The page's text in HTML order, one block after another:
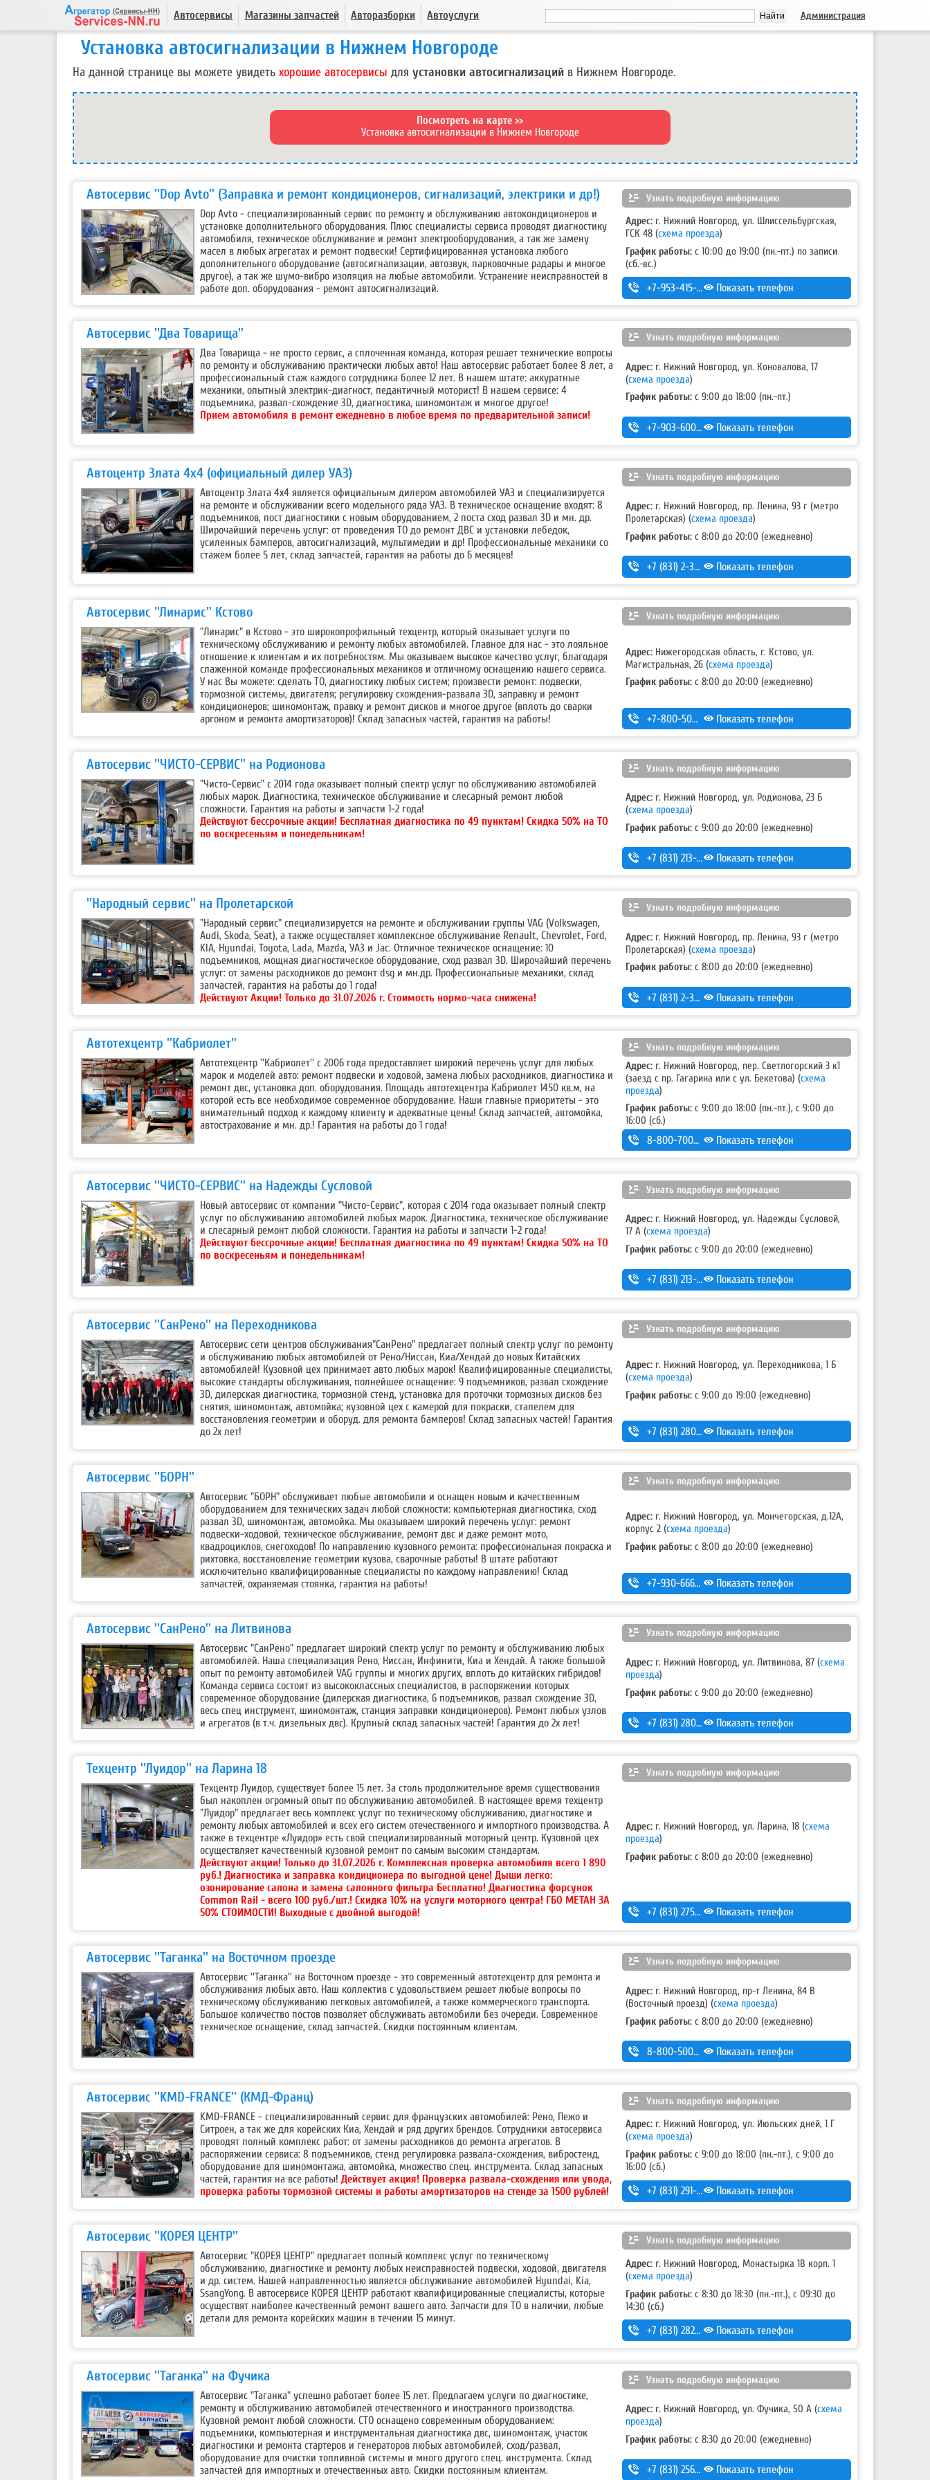
Автосервисы Магазины запчастей Авторазборки Автоуслуги Администрация
Установка автосигнализации в Нижнем Новгороде
На данной странице вы можете увидетьхорошие автосервисы дляустановки автосигнализаций в Нижнем Новгороде.
Посмотреть на карте >>
Установка автосигнализации в Нижнем Новгороде
Автосервис ''Dop Avto'' (Заправка и ремонт кондиционеров, сигнализаций, электрики и др!) Узнать подробную информацию
Dop Avto - специализированный сервис по ремонту и обслуживанию автокондиционеров и
установке дополнительного оборудования. Плюс специалисты сервиса проводят диагностику
автомобиля, техническое обслуживание и ремонт электрооборудования, а так же замену
масел в любых агрегатах и ремонт подвески! Сертифицированная установка любого
дополнительного оборудование (автосигнализации, автозвук, парковочные радары и многое
другое), а так же шумо-вибро изоляция на любые автомобили. Устранение неисправностей в
работе доп. оборудования - ремонт автосигнализаций.
Адрес: г. Нижний Новгород, ул. Шлиссельбургская,
ГСК 48(схема проезда)
График работы: с 10:00 до 19:00 (пн.-пт.) по записи
(сб.-вс.)
+7-953-415-03-10
Показать телефон
Автосервис ''Два Товарища'' Узнать подробную информацию
Два Товарища - не просто сервис, а сплоченная команда, которая решает технические вопросы
по ремонту и обслуживанию практически любых авто! Наш автосервис работает более 8 лет, а
профессиональный стаж каждого сотрудника более 12 лет. В нашем штате: аккуратные
механики, опытный электрик-диагност, педантичный моторист! В нашем сервисе: 4
подъемника, развал-схождение 3D, диагностика, шиномонтаж и многое другое!
Прием автомобиля в ремонт ежедневно в любое время по предварительной записи!
Адрес: г. Нижний Новгород, ул. Коновалова, 17
(схема проезда)
График работы: с 9:00 до 18:00 (пн.-пт.)
+7-903-600-41-19 Показать телефон
Автоцентр Злата 4х4 (официальный дилер УАЗ) Узнать подробную информацию
Автоцентр Злата 4х4 является официальным дилером автомобилей УАЗ и специализируется
на ремонте и обслуживании всего модельного ряда УАЗ. В техническое оснащение входят: 8
подъемников, пост диагностики с новым оборудованием, 2 поста сход развал 3D и мн. др.
Широчайший перечень услуг: от проведения ТО до ремонт ДВС и установки лебедок,
усиленных бамперов, автосигнализаций, мультимедии и др! Профессиональные механики со
стажем более 5 лет, склад запчастей, гарантия на работы до 6 месяцев!
Адрес: г. Нижний Новгород, пр. Ленина, 93 г (метро
Пролетарская) (схема проезда)
График работы: с 8:00 до 20:00 (ежедневно)
+7 (831) 2-330-111 Показать телефон
Автосервис ''Линарис'' Кстово Узнать подробную информацию
"Линарис" в Кстово - это широкопрофильный техцентр, который оказывает услуги по
техническому обслуживанию и ремонту любых автомобилей. Главное для нас - это лояльное
отношение к клиентам и их потребностям. Мы оказываем высокое качество услуг, благодаря
слаженной команде профессиональных механиков и отличному оснащению нашего сервиса.
У нас Вы можете: сделать ТО, диагностику любых систем; произвести ремонт: подвески,
тормозной системы, двигателя; регулировку схождения-развала 3D, заправку и ремонт
кондиционеров; шиномонтаж, правку и ремонт дисков и многое другое (вплоть до сварки
аргоном и ремонта амортизаторов)! Склад запасных частей, гарантия на работы!
Адрес: Нижегородская область, г. Кстово, ул.
Магистральная, 26(схема проезда)
График работы: с 8:00 до 20:00 (ежедневно)
+7-800-500-32-89 ,+7 (831) 232-40-20
Показать телефон
Автосервис ''ЧИСТО-СЕРВИС'' на Родионова Узнать подробную информацию
"Чисто-Сервис" с 2014 года оказывает полный спектр услуг по обслуживанию автомобилей
любых марок. Диагностика, техническое обслуживание и слесарный ремонт любой
сложности. Гарантия на работы и запчасти 1-2 года!
Действуют бессрочные акции! Бесплатная диагностика по 49 пунктам! Скидка 50% на ТО
по воскресеньям и понедельникам!
Адрес: г. Нижний Новгород, ул. Родионова, 23 Б
(схема проезда)
График работы: с 9:00 до 20:00 (ежедневно)
+7 (831) 213-75-75 (доб. 1) Показать телефон
''Народный сервис'' на Пролетарской Узнать подробную информацию
"Народный сервис" специализируется на ремонте и обслуживании группы VAG (Volkswagen,
Audi, Skoda, Seat), а также осуществляет комплексное обслуживание Renault, Chevrolet, Ford,
KIA, Hyundai, Toyota, Lada, Mazda, УАЗ и Jac. Отличное техническое оснащение: 10
подъемников, мощная диагностическое оборудование, сход развал 3D. Широчайший перечень
услуг: от замены расходников до ремонт dsg и мн.др. Профессиональные механики, склад
запчастей, гарантия на работы до 1 года!
Действуют Акции!Только до 31.07.2026 г. Cтоимость нормо-часа снижена!
Адрес: г. Нижний Новгород, пр. Ленина, 93 г (метро
Пролетарская) (схема проезда)
График работы: с 8:00 до 20:00 (ежедневно)
+7 (831) 2-330-333 Показать телефон
Автотехцентр ''Кабриолет'' Узнать подробную информацию
Автотехцентр ''Кабриолет'' с 2006 года предоставляет широкий перечень услуг для любых
марок и моделей авто: ремонт подвески и ходовой, замена любых расходников, диагностика и
ремонт двс, установка доп. оборудования. Площадь автотехцентра Кабриолет 1450 кв.м, на
которой есть все необходимое современное оборудование. Наши главные приоритеты - это
внимательный подход к каждому клиенту и адекватные цены! Склад запчастей, автомойка,
автострахование и мн. др.! Гарантия на работы до 1 года!
Адрес: г. Нижний Новгород, пер. Светлогорский 3 к1
(заезд с пр. Гагарина или с ул. Бекетова) (схема
проезда)
График работы: с 9:00 до 18:00 (пн.-пт.), с 9:00 до
16:00 (сб.)
8-800-700-11-42
Показать телефон
Автосервис ''ЧИСТО-СЕРВИС'' на Надежды Сусловой Узнать подробную информацию
Новый автосервис от компании "Чисто-Сервис", которая с 2014 года оказывает полный спектр
услуг по обслуживанию автомобилей любых марок. Диагностика, техническое обслуживание
и слесарный ремонт любой сложности. Гарантия на работы и запчасти 1-2 года!
Действуют бессрочные акции! Бесплатная диагностика по 49 пунктам! Скидка 50% на ТО
по воскресеньям и понедельникам!
Адрес: г. Нижний Новгород, ул. Надежды Сусловой,
17 А(схема проезда)
График работы: с 9:00 до 20:00 (ежедневно)
+7 (831) 213-75-75 (доб. 2) Показать телефон
Автосервис ''СанРено'' на Переходникова Узнать подробную информацию
Автосервис сети центров обслуживания"СанРено" предлагает полный спектр услуг по ремонту
и обслуживанию любых автомобилей от Рено/Ниссан, Киа/Хендай до новых Китайских
автомобилей! Кузовной цех принимает авто любых марок! Квалифицированные специалисты,
высокие стандарты обслуживания, полнейшее оснащение: 9 подъемников, развал схождение
3D, дилерская диагностика, тормозной стенд, установка для проточки тормозных дисков без
снятия, шиномонтаж, автомойка; кузовной цех с камерой для покраски, стапелем для
восстановления геометрии и оборуд. для ремонта бамперов! Склад запасных частей! Гарантия
до 2х лет!
Адрес: г. Нижний Новгород, ул. Переходникова, 1 Б
(схема проезда)
График работы: с 9:00 до 19:00 (ежедневно)
+7 (831) 280-69-88 Показать телефон
Автосервис ''БОРН'' Узнать подробную информацию
Автосервис "БОРН" обслуживает любые автомобили и оснащен новым и качественным
оборудованием для технических задач любой сложности: компьютерная диагностика, сход
развал 3D, шиномонтаж, автомойка. Мы оказываем широкий перечень услуг: ремонт
подвески-ходовой, техническое обслуживание, ремонт двс и даже ремонт мото,
квадроциклов, снегоходов! По направлению кузовного ремонта: профессиональная покраска и
рихтовка, восстановление геометрии кузова, сварочные работы! В штате работают
исключительно квалифицированные специалисты по каждому направлению! Склад
запчастей, охраняемая стоянка, гарантия на работы!
Адрес: г. Нижний Новгород, ул. Мончегорская, д.12А,
корпус 2(схема проезда)
График работы: с 8:00 до 20:00 (ежедневно)
+7-930-666-14-30 Показать телефон
Автосервис ''СанРено'' на Литвинова Узнать подробную информацию
Автосервис "СанРено" предлагает широкий спектр услуг по ремонту и обслуживанию любых
автомобилей. Наша специализация Рено, Ниссан, Инфинити, Киа и Хендай. А также большой
опыт по ремонту автомобилей VAG группы и многих других, вплоть до китайских гибридов!
Команда сервиса состоит из высококлассных специалистов, в распоряжении которых
современное оборудование (дилерская диагностика, 6 подъемников, развал схождение 3D,
весь спец инструмент, шиномонтаж, станция заправки кондиционеров). Ремонт любых узлов
и агрегатов (в т.ч. дизельных двс). Крупный склад запасных частей! Гарантия до 2х лет!
Адрес: г. Нижний Новгород, ул. Литвинова, 87(схема
проезда)
График работы: с 9:00 до 20:00 (ежедневно)
+7 (831) 280-69-88 Показать телефон
Техцентр ''Луидор'' на Ларина 18 Узнать подробную информацию
Техцентр Луидор, существует более 15 лет. За столь продолжительное время существования
был накоплен огромный опыт по обслуживанию автомобилей. В настоящее время техцентр
"Луидор" предлагает весь комплекс услуг по техническому обслуживанию, диагностике и
ремонту любых автомобилей и всех его систем отечественного и импортного производства. А
также в техцентре «Луидор» есть свой специализированный моторный центр. Кузовной цех
осуществляет качественный кузовной ремонт по самым высоким стандартам.
Действуют акции!Только до 31.07.2026 г. Комплексная проверка автомобиля всего 1 890
руб.! Диагностика и заправка кондиционера по выгодной цене! Дыши легко:
озонирование салона и замена салонного фильтра Бесплатно! Диагностика форсунок
Common Rail - всего 100 руб./шт.! Скидка 10% на услуги моторного центра! ГБО МЕТАН ЗА
50% СТОИМОСТИ! Выходные с двойной выгодой!
Адрес: г. Нижний Новгород, ул. Ларина, 18(схема
проезда)
График работы: с 8:00 до 20:00 (ежедневно)
+7 (831) 275-83-12 Показать телефон
Автосервис ''Таганка'' на Восточном проезде Узнать подробную информацию
Автосервис ''Таганка'' на Восточном проезде - это современный автотехцентр для ремонта и
обслуживания любых авто. Наш коллектив с удовольствием решает любые вопросы по
техническому обслуживанию легковых автомобилей, а также коммерческого транспорта.
Большое количество постов позволяет обслуживать автомобили без очереди. Современное
техническое оснащение, склад запчастей. Скидки постоянным клиентам.
Адрес: г. Нижний Новгород, пр-т Ленина, 84 В
(Восточный проезд) (схема проезда)
График работы: с 8:00 до 20:00 (ежедневно)
8-800-500-7-111 Показать телефон
Автосервис ''KMD-FRANCE'' (КМД-Франц) Узнать подробную информацию
KMD-FRANCE - специализированный сервис для французских автомобилей: Рено, Пежо и
Ситроен, а так же для корейских Киа, Хендай и ряд других брендов. Сотрудники автосервиса
проводят полный комплекс работ: от замены расходников до ремонта агрегатов. В
распоряжении сервиса: 8 подъемников, стенд регулировка развала-схождения, вибростенд,
оборудование для шиномонтажа, автомойка, множество спец. инструмента. Склад запасных
частей, гарантия на все работы!Действует акция! Проверка развала-схождения или увода,
проверка работы тормозной системы и работы амортизаторов на стенде за 1500 рублей!
Адрес: г. Нижний Новгород, ул. Июльских дней, 1 Г
(схема проезда)
График работы: с 9:00 до 18:00 (пн.-пт.), с 9:00 до
16:00 (сб.)
+7 (831) 291-19-79
Показать телефон
Автосервис ''КОРЕЯ ЦЕНТР'' Узнать подробную информацию
Автосервис "КОРЕЯ ЦЕНТР" предлагает полный комплекс услуг по техническому
обслуживанию, диагностике и ремонту любых неисправностей подвески, ходовой, двигателя
и др. систем. Нашей направленностью является обслуживание автомобилей Hyundai, Kia,
SsangYong. В автосервисе КОРЕЯ ЦЕНТР работают квалифицированные специалисты, которые
осуществят наиболее качественный ремонт вашего авто. Запчасти для ТО в наличии, любые
детали для ремонта корейских машин в течении 15 минут.
Адрес: г. Нижний Новгород, Монастырка 1В корп. 1
(схема проезда)
График работы: с 8:30 до 18:30 (пн.-пт.), с 09:30 до
14:30 (сб.)
+7 (831) 282-10-52
Показать телефон
Автосервис ''Таганка'' на Фучика Узнать подробную информацию
Автосервис "Таганка" успешно работает более 15 лет. Предлагаем услуги по диагностике,
ремонту и обслуживанию автомобилей отечественного и иностранного производства.
Кузовной ремонт любой сложности. СТО оснащено современным оборудованием:
подъемники, компьютерная и инструментальная диагностика двс, шиномонтаж, участок
диагностики и ремонта стартеров и генераторов любых автомобилей, сход/развал,
оборудование для очистки топливной системы и много другого спец. инструмента. Склад
запчастей для импортных и отечественных авто. Скидки постоянным клиентам.
Адрес: г. Нижний Новгород, ул. Фучика, 50 А(схема
проезда)
График работы: с 8:30 до 20:00 (ежедневно)
+7 (831) 256-85-42 ,+7 (831) 256-12-73
Показать телефон